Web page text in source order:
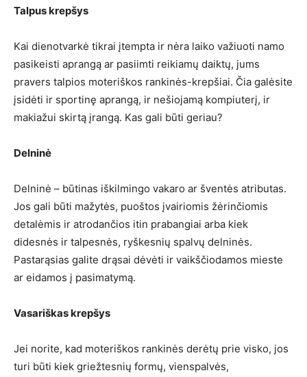
Talpus krepšys
Kai dienotvarkė tikrai įtempta ir nėra laiko važiuoti namo
pasikeisti aprangą ar pasiimti reikiamų daiktų, jums
pravers talpios moteriškos rankinės-krepšiai. Čia galėsite
įsidėti ir sportinę aprangą, ir nešiojamą kompiuterį, ir
makiažui skirtą įrangą. Kas gali būti geriau?
Delninė
Delninė – būtinas iškilmingo vakaro ar šventės atributas.
Jos gali būti mažytės, puoštos įvairiomis žėrinčiomis
detalėmis ir atrodančios itin prabangiai arba kiek
didesnės ir talpesnės, ryškesnių spalvų delninės.
Pastarąsias galite drąsai dėvėti ir vaikščiodamos mieste
ar eidamos į pasimatymą.
Vasariškas krepšys
Jei norite, kad moteriškos rankinės derėtų prie visko, jos
turi būti kiek griežtesnių formų, vienspalvės,